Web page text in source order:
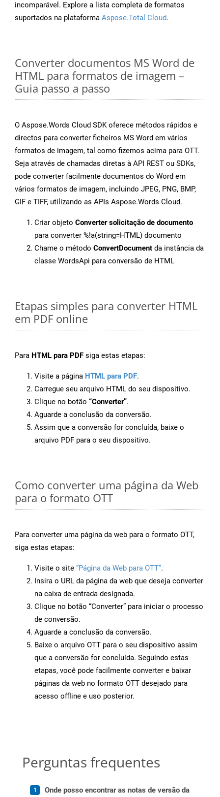
incomparável. Explore a lista completa de formatos
suportados na plataforma Aspose.Total Cloud.
Converter documentos MS Word de
HTML para formatos de imagem –
Guia passo a passo
O Aspose.Words Cloud SDK oferece métodos rápidos e
directos para converter ficheiros MS Word em vários
formatos de imagem, tal como fizemos acima para OTT.
Seja através de chamadas diretas à API REST ou SDKs,
pode converter facilmente documentos do Word em
vários formatos de imagem, incluindo JPEG, PNG, BMP,
GIF e TIFF, utilizando as APIs Aspose.Words Cloud.
Criar objeto Converter solicitação de documento
para converter %!a(string=HTML) documento
Chame o método ConvertDocument da instância da
classe WordsApi para conversão de HTML
Etapas simples para converter HTML
em PDF online
Para HTML para PDF siga estas etapas:
Visite a página HTML para PDF.
Carregue seu arquivo HTML do seu dispositivo.
Clique no botão “Converter”.
Aguarde a conclusão da conversão.
Assim que a conversão for concluída, baixe o
arquivo PDF para o seu dispositivo.
Como converter uma página da Web
para o formato OTT
Para converter uma página da web para o formato OTT,
siga estas etapas:
Visite o site “Página da Web para OTT”.
Insira o URL da página da web que deseja converter
na caixa de entrada designada.
Clique no botão “Converter” para iniciar o processo
de conversão.
Aguarde a conclusão da conversão.
Baixe o arquivo OTT para o seu dispositivo assim
que a conversão for concluída. Seguindo estas
etapas, você pode facilmente converter e baixar
páginas da web no formato OTT desejado para
acesso offline e uso posterior.
Perguntas frequentes
Onde posso encontrar as notas de versão da